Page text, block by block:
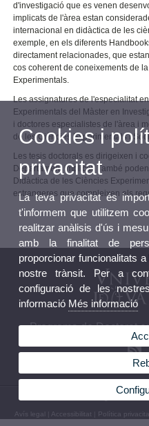
d'investigació que es venen
implicats de l'àrea estan
internacional en didàctica de les
exemple, en els diferents
directament relacionades, que
cos coherent de coneixements de
Experimentals.
Les assignatures de l'especialitat
Experimentals del Màster en
i doctores especialistes de l'àrea i
de les Ciències Experimentals i
Les tesis doctorals es dirigeixen i
Departament implicat. També
Didàctica de les Ciències
estrangeres que compleixen els
Programa de Doctorat
© 2026 UV. - Av. Tarongers 4.
Avís legal Accessibilitat Política
Cookies i
privacitat
La teva privacitat és
t'informem que utilitzem
realitzar anàlisis d'ús i
amb la finalitat de
proporcionar funcionalitats
nostre trànsit. Per a
configuració de les
informació Més informació